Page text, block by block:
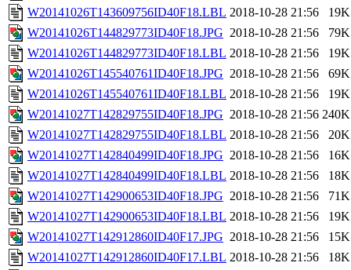
W20141026T143609756ID40F18.LBL 2018-10-28 21:56
19K
W20141026T144829773ID40F18.JPG 2018-10-28 21:56
79K
W20141026T144829773ID40F18.LBL 2018-10-28 21:56
19K
W20141026T145540761ID40F18.JPG 2018-10-28 21:56
69K
W20141026T145540761ID40F18.LBL 2018-10-28 21:56
19K
W20141027T142829755ID40F18.JPG 2018-10-28 21:56 240K
W20141027T142829755ID40F18.LBL 2018-10-28 21:56
20K
W20141027T142840499ID40F18.JPG 2018-10-28 21:56
16K
W20141027T142840499ID40F18.LBL 2018-10-28 21:56
18K
W20141027T142900653ID40F18.JPG 2018-10-28 21:56
71K
W20141027T142900653ID40F18.LBL 2018-10-28 21:56
19K
W20141027T142912860ID40F17.JPG 2018-10-28 21:56
15K
W20141027T142912860ID40F17.LBL 2018-10-28 21:56
18K